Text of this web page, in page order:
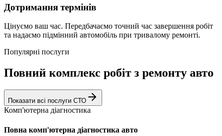
Дотримання термінів
Цінуємо ваш час. Передбачаємо точний час завершення робіт
та надаємо підмінний автомобіль при тривалому ремонті.
Популярні послуги
Повний комплекс робіт з ремонту авто
Показати всі послуги СТО
Комп'ютерна діагностика
Повна комп'ютерна діагностика авто